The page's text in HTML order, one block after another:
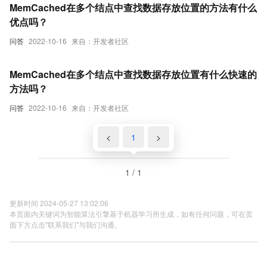
问答 2022-10-16 来自：开发者社区
MemCached在多个结点中查找数据存放位置的方法有什么
优点吗？
问答 2022-10-16 来自：开发者社区
MemCached在多个结点中查找数据存放位置有什么快速的
方法吗？
< 1 >
1 / 1
更新时间 2024-05-27 13:02:06
本页面内关键词为智能算法引擎基于机器学习所生成，如有任何问题，可在页
面下方点击"联系我们"与我们沟通。